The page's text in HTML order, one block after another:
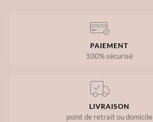
PAIEMENT
100% sécurisé
LIVRAISON
point de retrait ou domicile